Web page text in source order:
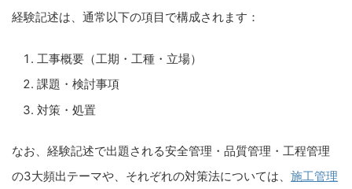
経験記述は、通常以下の項目で構成されます：
工事概要（工期・工種・立場）
課題・検討事項
対策・処置
なお、経験記述で出題される安全管理・品質管理・工程管理
の3大頻出テーマや、それぞれの対策法については、 施工管理